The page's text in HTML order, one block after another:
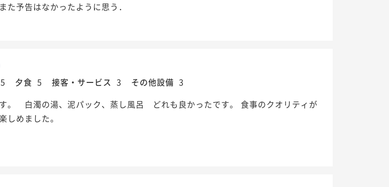
た予告はなかったように思う．
5 夕食 5 接客・サービス 3 その他設備 3
。 白濁の湯、泥パック、蒸し風呂 どれも良かったです。 食事のクオリティが
めました。